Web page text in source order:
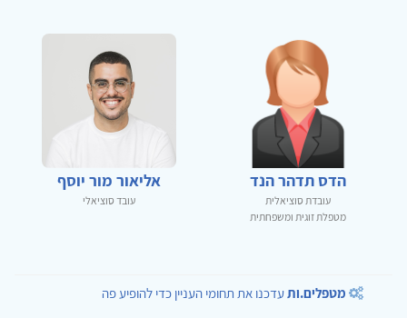
הדס תדהר הנד
עובדת סוציאלית
מטפלת זוגית ומשפחתית
אליאור מור יוסף
עובד סוציאלי
מטפלים.ותעדכנו את תחומי העניין כדי להופיע פה